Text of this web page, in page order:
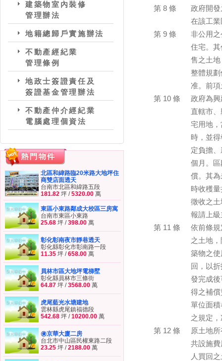
建築物室內裝修
管理辦法
地籍總歸戶實施辦法
不動產經紀業
管理條例
地政士簽證責任及
簽證基金管理辦法
不動產仲介經紀業
電腦處理個資法
北區和緯路臨20米路大地坪住
商雙店面透天
台南市北區和緯路五段
181.82 坪 /5320.00 萬
東區小東路鄰成大校區三房寓
台南市東區小東路
25.68 坪 /398.00 萬
彰化彰南夜市靜巷透天
彰化縣彰化市彰南路一段
11.35 坪 /658.00 萬
員林市區大地坪電梯墅
彰化縣員林市三條街
64.87 坪 /3568.00 萬
虎尾藍光水塘建地
雲林縣虎尾鎮福德段
542.68 坪 /10200.00 萬
㊝京華大廈二房
台北市中山區民權東路二段
23.25 坪 /2188.00 萬
第 8 條
政府開
在該工
第 9 條
非公用
住宅。
售之土
整體規
准。前
第 10 條
政府為
直轄市
宅用地
時，並
定負擔
個月。
償。其
時收穫
徵收之
報請上
第 11 條
依前條
之土地
築物之
回，以
發完成
得之補
單位面
之規定
第 12 條
原土地
共設施
人買回